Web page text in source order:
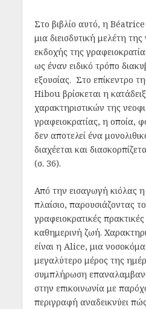
Στο βιβλίο αυτό, η
μια διεισδυτική μελέτη
εκδοχής της
ως έναν ειδικό τρόπο
εξουσίας. Στο επίκεντρο
Hibou βρίσκεται η
χαρακτηριστικών της
γραφειοκρατίας, η οποία,
δεν αποτελεί ένα
διαχέεται και
(σ. 36).
Από την εισαγωγή κιόλας
πλαίσιο, παρουσιάζοντας
γραφειοκρατικές
καθημερινή ζωή.
είναι η Alice, μια
μεγαλύτερο μέρος της
συμπλήρωση
στην επικοινωνία με
περιγραφή αναδεικνύει